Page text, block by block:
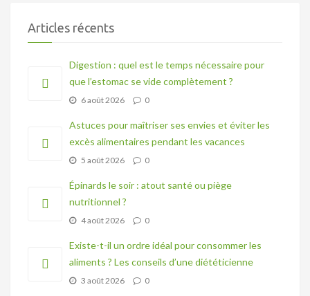
Articles récents
Digestion : quel est le temps nécessaire pour
que l’estomac se vide complètement ?
6 août 2026 0
Astuces pour maîtriser ses envies et éviter les
excès alimentaires pendant les vacances
5 août 2026 0
Épinards le soir : atout santé ou piège
nutritionnel ?
4 août 2026 0
Existe-t-il un ordre idéal pour consommer les
aliments ? Les conseils d’une diététicienne
3 août 2026 0